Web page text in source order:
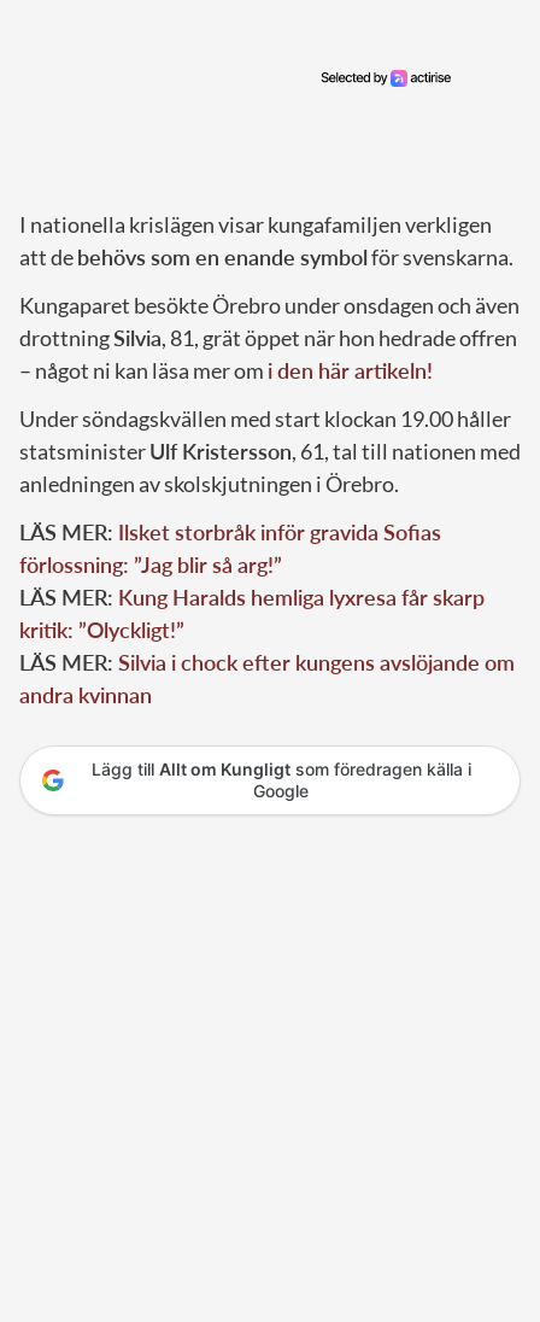
I nationella krislägen visar kungafamiljen verkligen
att debehövs som en enande symbolför svenskarna.
Kungaparet besökte Örebro under onsdagen och även
drottningSilvia, 81, grät öppet när hon hedrade offren
– något ni kan läsa mer om i den här artikeln!
Under söndagskvällen med start klockan 19.00 håller
statsministerUlf Kristersson, 61, tal till nationen med
anledningen av skolskjutningen i Örebro.
LÄS MER: Ilsket storbråk inför gravida Sofias
förlossning: ”Jag blir så arg!”
LÄS MER: Kung Haralds hemliga lyxresa får skarp
kritik: ”Olyckligt!”
LÄS MER: Silvia i chock efter kungens avslöjande om
andra kvinnan
Lägg till Allt om Kungligtsom föredragen källa i
Google